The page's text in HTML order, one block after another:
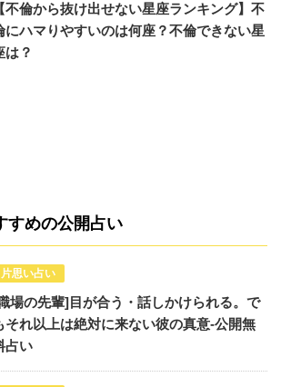
【不倫から抜け出せない星座ランキング】不
にハマりやすいのは何座？不倫できない星
は？
すめの公開占い
片思い占い
場の先輩]目が合う・話しかけられる。で
それ以上は絶対に来ない彼の真意-公開無
占い